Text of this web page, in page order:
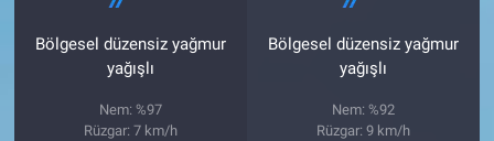
Bölgesel düzensiz yağmur
yağışlı
Nem: %97
Rüzgar: 7 km/h
Bölgesel düzensiz yağmur
yağışlı
Nem: %92
Rüzgar: 9 km/h